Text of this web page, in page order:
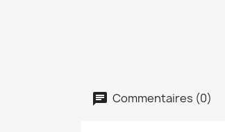
Commentaires (0)